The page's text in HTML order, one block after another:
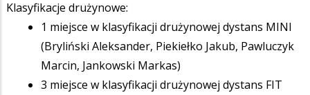
Klasyfikacje drużynowe:
1 miejsce w klasyfikacji drużynowej dystans MINI
(Bryliński Aleksander, Piekiełko Jakub, Pawluczyk
Marcin, Jankowski Markas)
3 miejsce w klasyfikacji drużynowej dystans FIT